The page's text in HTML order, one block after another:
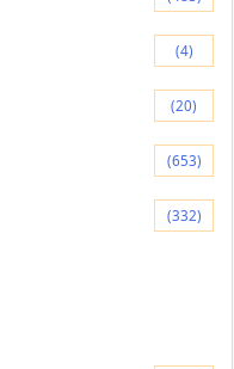
(4)
(20)
(653)
(332)